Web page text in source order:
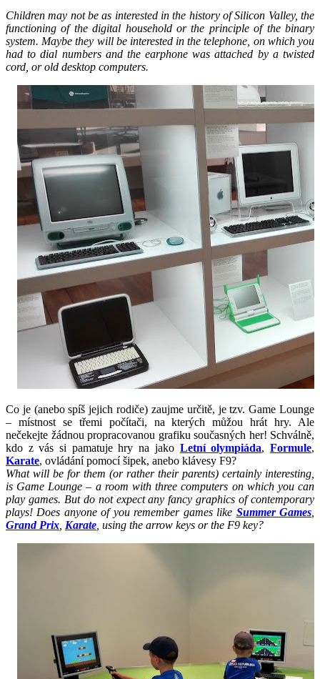
Children may not be as interested in the history of Silicon Valley, the
functioning of the digital household or the principle of the binary
system. Maybe they will be interested in the telephone, on which you
had to dial numbers and the earphone was attached by a twisted
cord, or old desktop computers.
Co je (anebo spíš jejich rodiče) zaujme určitě, je tzv. Game Lounge
– místnost se třemi počítači, na kterých můžou hrát hry. Ale
nečekejte žádnou propracovanou grafiku současných her! Schválně,
kdo z vás si pamatuje hry na jako Letní olympiáda,Formule,
Karate, ovládání pomocí šipek, anebo klávesy F9?
What will be for them (or rather their parents) certainly interesting,
is Game Lounge – a room with three computers on which you can
play games. But do not expect any fancy graphics of contemporary
plays! Does anyone of you remember games like Summer Games
Grand Prix Karate , using the arrow keys or the F9 key?